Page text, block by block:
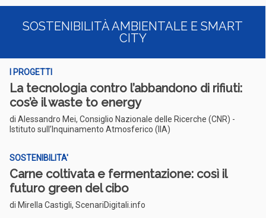
SOSTENIBILITÀ AMBIENTALE E SMART
CITY
I PROGETTI
La tecnologia contro l’abbandono di rifiuti:
cos’è il waste to energy
di Alessandro Mei, Consiglio Nazionale delle Ricerche (CNR) -
Istituto sull’Inquinamento Atmosferico (IIA)
SOSTENIBILITA'
Carne coltivata e fermentazione: così il
futuro green del cibo
di Mirella Castigli, ScenariDigitali.info